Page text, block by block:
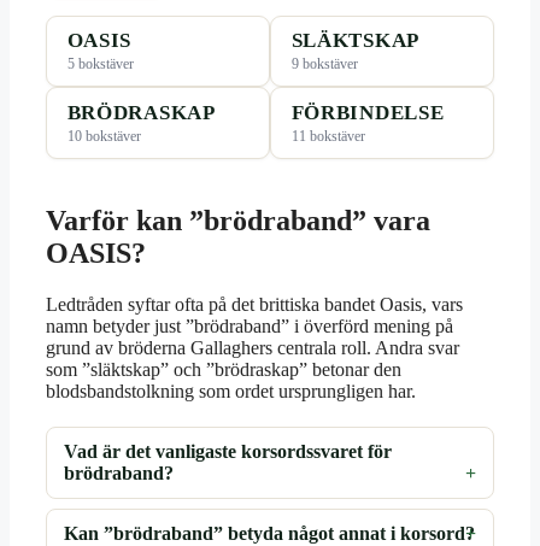
OASIS
5 bokstäver
SLÄKTSKAP
9 bokstäver
BRÖDRASKAP
10 bokstäver
FÖRBINDELSE
11 bokstäver
Varför kan ”brödraband” vara
OASIS?
Ledtråden syftar ofta på det brittiska bandet Oasis, vars
namn betyder just ”brödraband” i överförd mening på
grund av bröderna Gallaghers centrala roll. Andra svar
som ”släktskap” och ”brödraskap” betonar den
blodsbandstolkning som ordet ursprungligen har.
Vad är det vanligaste korsordssvaret för
brödraband?
Kan ”brödraband” betyda något annat i korsord?